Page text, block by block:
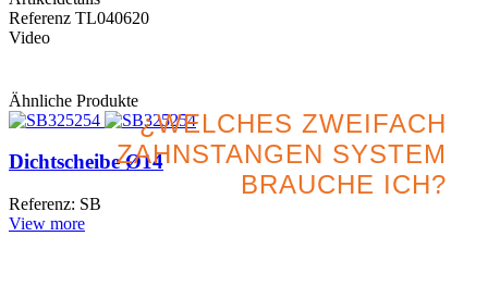
Referenz TL040620
Video
Ähnliche Produkte
Dichtscheibe Ø14
Referenz: SB
View more
¿WELCHES ZWEIFACH
ZAHNSTANGEN SYSTEM
BRAUCHE ICH?